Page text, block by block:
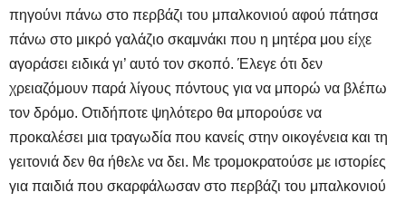
πηγούνι πάνω στο περβάζι του μπαλκονιού αφού πάτησα
πάνω στο μικρό γαλάζιο σκαμνάκι που η μητέρα μου είχε
αγοράσει ειδικά γι’ αυτό τον σκοπό. Έλεγε ότι δεν
χρειαζόμουν παρά λίγους πόντους για να μπορώ να βλέπω
τον δρόμο. Οτιδήποτε ψηλότερο θα μπορούσε να
προκαλέσει μια τραγωδία που κανείς στην οικογένεια και τη
γειτονιά δεν θα ήθελε να δει. Με τρομοκρατούσε με ιστορίες
για παιδιά που σκαρφάλωσαν στο περβάζι του μπαλκονιού